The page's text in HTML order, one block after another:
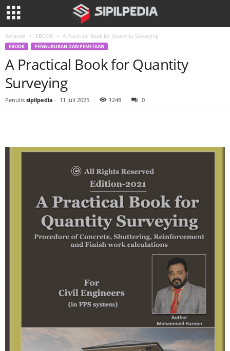
Beranda EBOOK A Practical Book for Quantity Surveying
EBOOK PENGUKURAN DAN PEMETAAN
A Practical Book for Quantity
Surveying
Penulis sipilpedia - 11 Juli 2025 1248 0